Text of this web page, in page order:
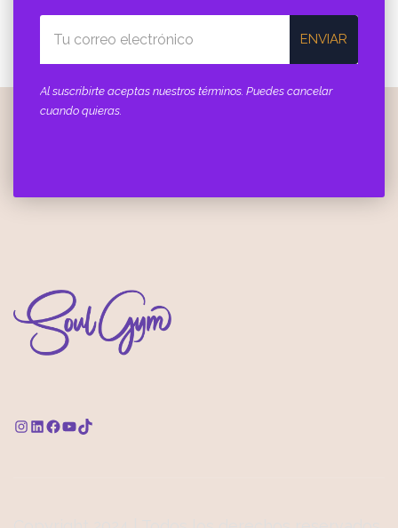
ENVIAR
Al suscribirte aceptas nuestros términos. Puedes cancelar
cuando quieras.